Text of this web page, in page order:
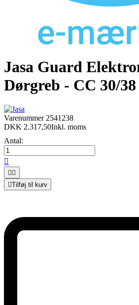
Jasa Guard
Dørgreb - CC 30/
Varenummer 2541238
DKK 2.317,50Inkl. moms
Antal:

 
Tilføj til kurv